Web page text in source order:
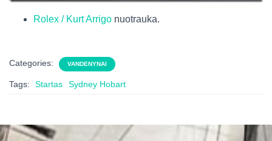
Rolex / Kurt Arrigo nuotrauka.
Categories: VANDENYNAI
Tags: Startas Sydney Hobart